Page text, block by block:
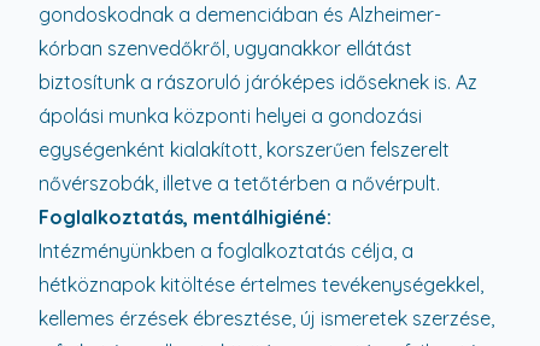
gondoskodnak a demenciában és Alzheimer-
kórban szenvedőkről, ugyanakkor ellátást
biztosítunk a rászoruló járóképes időseknek is. Az
ápolási munka központi helyei a gondozási
egységenként kialakított, korszerűen felszerelt
nővérszobák, illetve a tetőtérben a nővérpult.
Foglalkoztatás, mentálhigiéné:
Intézményünkben a foglalkoztatás célja, a
hétköznapok kitöltése értelmes tevékenységekkel,
kellemes érzések ébresztése, új ismeretek szerzése,